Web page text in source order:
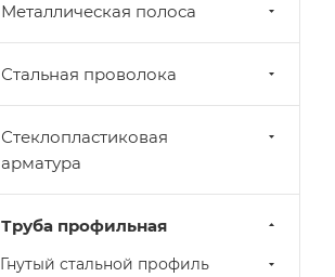
Металлическая полоса
Стальная проволока
Стеклопластиковая
арматура
Труба профильная
Гнутый стальной профиль